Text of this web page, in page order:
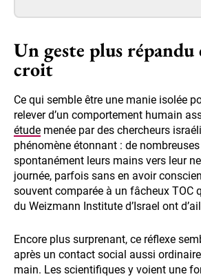
Un geste plus répandu
croit
Ce qui semble être une manie isolée
relever d’un comportement humain
étude menée par des chercheurs
phénomène étonnant : de
spontanément leurs mains vers leur
journée, parfois sans en avoir
souvent comparée à un fâcheux TOC
du Weizmann Institute d’Israel ont
Encore plus surprenant, ce réflexe
après un contact social aussi
main. Les scientifiques y voient une